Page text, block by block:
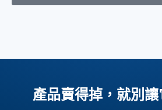
產品賣得掉，就別